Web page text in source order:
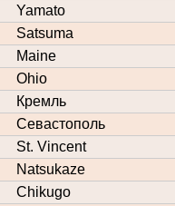
Yamato
Satsuma
Maine
Ohio
Кремль
Севастополь
St. Vincent
Natsukaze
Chikugo